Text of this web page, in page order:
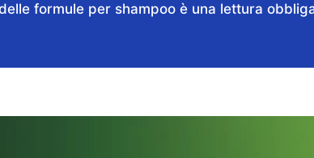
formule per shampoo è una lettura